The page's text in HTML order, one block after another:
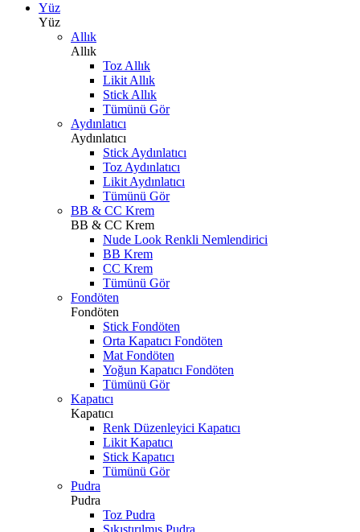
Yüz
Yüz
Allık
Allık
Toz Allık
Likit Allık
Stick Allık
Tümünü Gör
Aydınlatıcı
Aydınlatıcı
Stick Aydınlatıcı
Toz Aydınlatıcı
Likit Aydınlatıcı
Tümünü Gör
BB & CC Krem
BB & CC Krem
Nude Look Renkli Nemlendirici
BB Krem
CC Krem
Tümünü Gör
Fondöten
Fondöten
Stick Fondöten
Orta Kapatıcı Fondöten
Mat Fondöten
Yoğun Kapatıcı Fondöten
Tümünü Gör
Kapatıcı
Kapatıcı
Renk Düzenleyici Kapatıcı
Likit Kapatıcı
Stick Kapatıcı
Tümünü Gör
Pudra
Pudra
Toz Pudra
Sıkıştırılmış Pudra